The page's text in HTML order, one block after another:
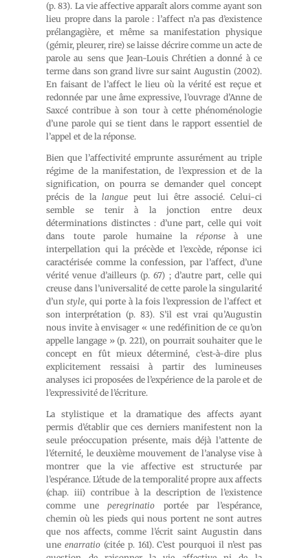
(p. 83). La vie affective apparaît alors comme ayant son
lieu propre dans la parole : l’affect n’a pas d’existence
prélangagière, et même sa manifestation physique
(gémir, pleurer, rire) se laisse décrire comme un acte de
parole au sens que Jean-Louis Chrétien a donné à ce
terme dans son grand livre sur saint Augustin (2002).
En faisant de l’affect le lieu où la vérité est reçue et
redonnée par une âme expressive, l’ouvrage d’Anne de
Saxcé contribue à son tour à cette phénoménologie
d’une parole qui se tient dans le rapport essentiel de
l’appel et de la réponse.
Bien que l’affectivité emprunte assurément au triple
régime de la manifestation, de l’expression et de la
signification, on pourra se demander quel concept
précis de lalangue peut lui être associé. Celui-ci
semble se tenir à la jonction entre deux
déterminations distinctes : d’une part, celle qui voit
dans toute parole humaine la réponseà une
interpellation qui la précède et l’excède, réponse ici
caractérisée comme la confession, par l’affect, d’une
vérité venue d’ailleurs (p. 67) ; d’autre part, celle qui
creuse dans l’universalité de cette parole la singularité
d’unstyle, qui porte à la fois l’expression de l’affect et
son interprétation (p. 83). S’il est vrai qu’Augustin
nous invite à envisager « une redéfinition de ce qu’on
appelle langage » (p. 221), on pourrait souhaiter que le
concept en fût mieux déterminé, c’est-à-dire plus
explicitement ressaisi à partir des lumineuses
analyses ici proposées de l’expérience de la parole et de
l’expressivité de l’écriture.
La stylistique et la dramatique des affects ayant
permis d’établir que ces derniers manifestent non la
seule préoccupation présente, mais déjà l’attente de
l’éternité, le deuxième mouvement de l’analyse vise à
montrer que la vie affective est structurée par
l’espérance. L’étude de la temporalité propre aux affects
(chap. iii) contribue à la description de l’existence
comme uneperegrinatio portée par l’espérance,
chemin où les pieds qui nous portent ne sont autres
que nos affects, comme l’écrit saint Augustin dans
uneenarratio (citée p. 161). C’est pourquoi il n’est pas